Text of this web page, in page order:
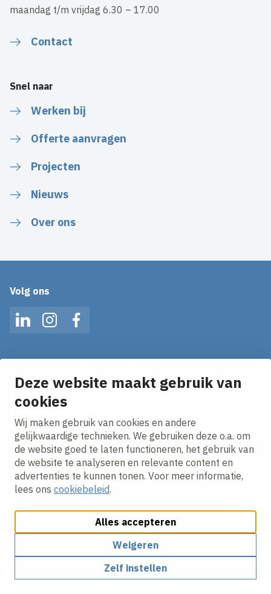
Deze website maakt gebruik van
cookies
Wij maken gebruik van cookies en andere
gelijkwaardige technieken. We gebruiken deze o.a. om
de website goed te laten functioneren, het gebruik van
de website te analyseren en relevante content en
advertenties te kunnen tonen. Voor meer informatie,
lees ons cookiebeleid.
Alles accepteren
Weigeren
Zelf instellen
maandag t/m vrijdag 6.30 – 17.00
Contact
Snel naar
Werken bij
Offerte aanvragen
Projecten
Nieuws
Over ons
Volg ons
LinkedInInstagramFacebook
Ontvang onze nieuws alerts in je mailbox!
E-mailadres
Ik ga akkoord met hetprivacy statement.
Cookies aanpassenCookie beleidPrivacy policy